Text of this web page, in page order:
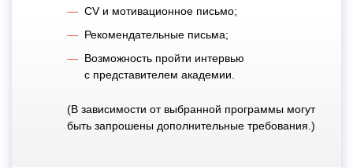
CV и мотивационное письмо;
Рекомендательные письма;
Возможность пройти интервью
с представителем академии.
(В зависимости от выбранной программы могут
быть запрошены дополнительные требования.)